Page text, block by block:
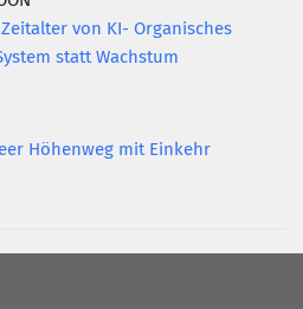
Zeitalter von KI- Organisches
statt Wachstum
Höhenweg mit Einkehr